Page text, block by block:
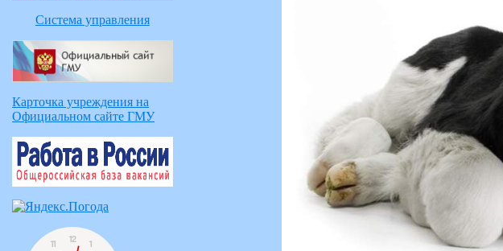
Система управления
Карточка учреждения на
Официальном сайте ГМУ